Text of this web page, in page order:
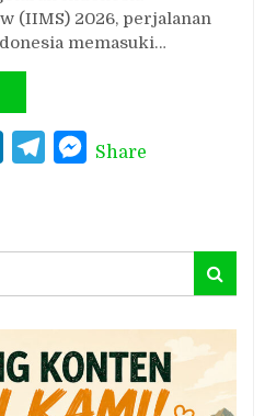
(IIMS) 2026, perjalanan
memasuki…
LinkedInTelegramMessenger
Share
Search